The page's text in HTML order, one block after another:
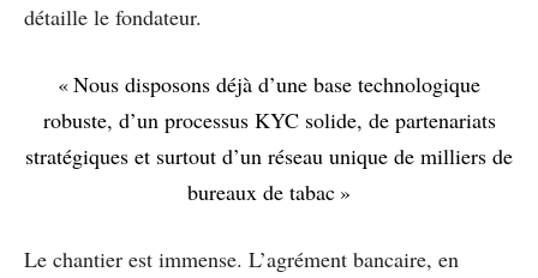
détaille le fondateur.
« Nous disposons déjà d’une base technologique
robuste, d’un processus KYC solide, de partenariats
stratégiques et surtout d’un réseau unique de milliers de
bureaux de tabac »
Le chantier est immense. L’agrément bancaire, en